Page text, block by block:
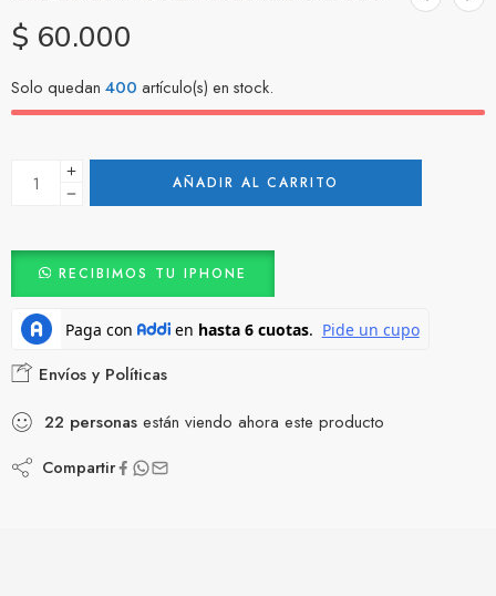
$ 60.000
Solo quedan 400 artículo(s) en stock.
AÑADIR AL CARRITO
RECIBIMOS TU IPHONE
Envíos y Políticas
22 personas están viendo ahora este producto
Compartir